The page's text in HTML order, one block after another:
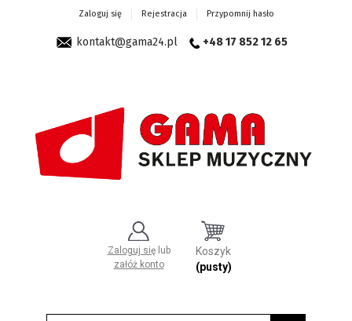
Zaloguj się Rejestracja Przypomnij hasło
kontakt@gama24.pl +48 17 852 12 65
Zaloguj się lub
załóż konto
Koszyk
(pusty)